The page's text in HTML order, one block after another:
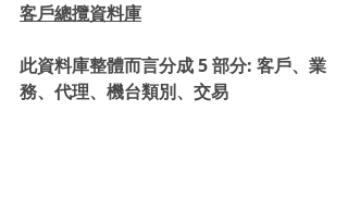
客戶總攬資料庫
此資料庫整體而言分成 5 部分: 客戶、業
務、代理、機台類別、交易